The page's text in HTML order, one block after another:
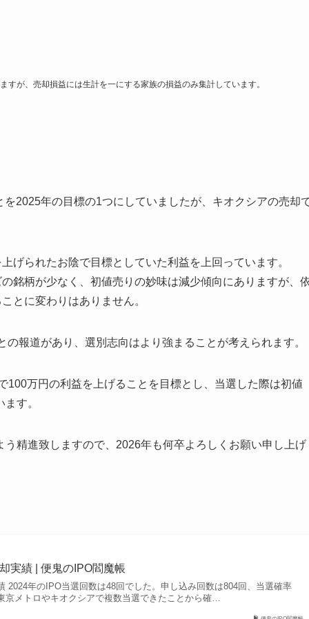
が、売却損益には生計を一にする家族の損益のみ集計しています。
2025年の目標の1つにしていましたが、キオクシアの売却
げられたお陰で目標としていた利益を上回っています。
銘柄が少なく、初値売りの妙味は減少傾向にありますが、
とに変わりはありません。
報道があり、選別志向はより強まることが考えられます。
100万円の利益を上げることを目標とし、当選した際は初値
す。
精進致しますので、2026年も何卒よろしくお願い申し上げ
実績 | 便鬼のIPO閻魔帳
2024年のIPO当選回数は48回でした。申し込み回数は804回、当選確率
京メトロやキオクシアで複数当選できたことから確…